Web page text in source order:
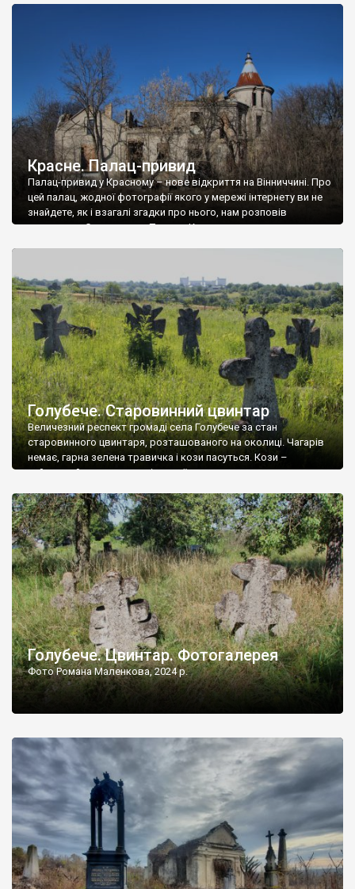
Красне. Палац-привид
Палац-привид у Красному – нове відкриття на Вінниччині. Про
цей палац, жодної фотографії якого у мережі інтернету ви не
знайдете, як і взагалі згадки про нього, нам розповів
мешканець Самгородка. Палац у Красному вразив не лише
Голубече. Старовинний цвинтар
Величезний респект громаді села Голубече за стан
старовинного цвинтаря, розташованого на околиці. Чагарів
немає, гарна зелена травичка і кози пасуться. Кози –
найкращий регулятор шкідливої, для старих кладовищ,
бруньками, кози ті бруньки обгризають, бо то улюблений
делікатес. На цвинтарі у Голубечому ціла колекція
різноманітних форм хрестів. Село відносно невелике, […]
Голубече. Цвинтар. Фотогалерея
Фото Романа Маленкова, 2024 р.